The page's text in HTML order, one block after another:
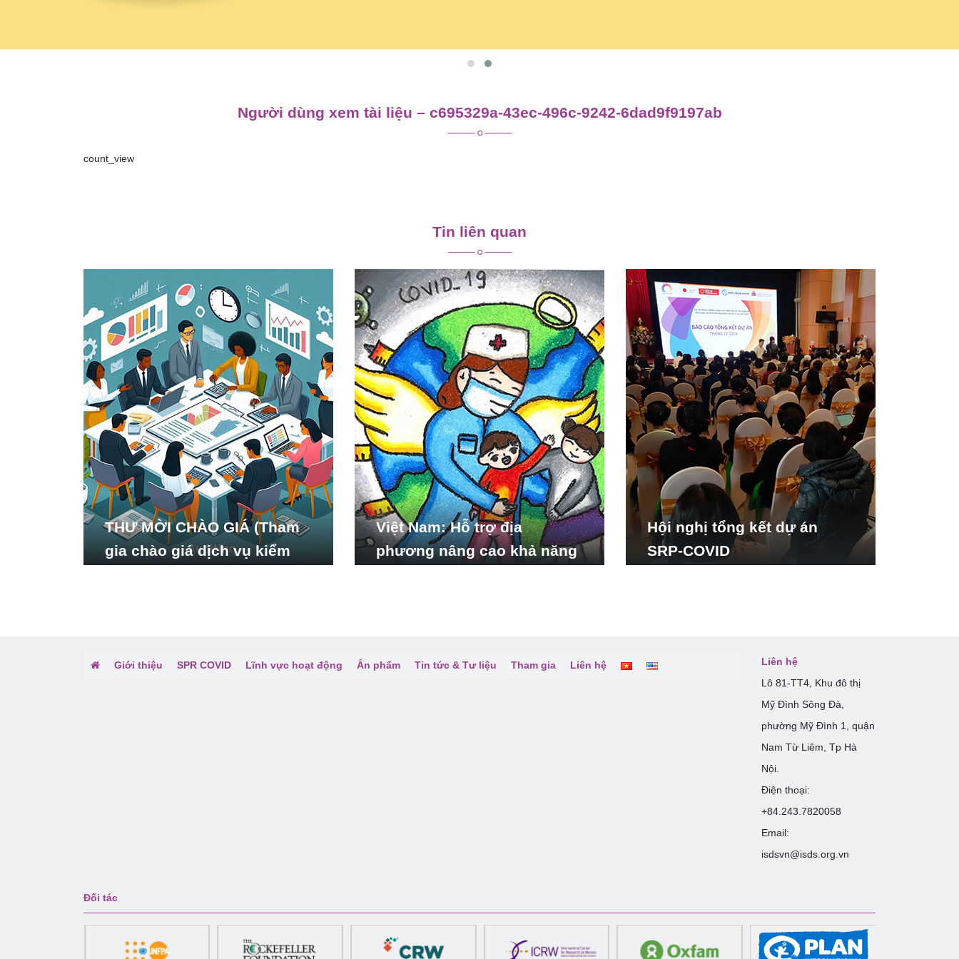
Người dùng xem tài liệu – c695329a-43ec-496c-9242-6dad9f9197ab
count_view
viết
Tin liên quan
THƯ MỜI CHÀO GIÁ (Tham
gia chào giá dịch vụ kiểm
Việt Nam: Hỗ trợ địa
phương nâng cao khả năng
Hội nghị tổng kết dự án
SRP-COVID
Giới thiệu SPR COVID Lĩnh vực hoạt động Ấn phẩm Tin tức & Tư liệu Tham gia Liên hệ
Liên hệ
Lô 81-TT4, Khu đô thị
Mỹ Đình Sông Đà,
phường Mỹ Đình 1, quận
Nam Từ Liêm, Tp Hà
Nội.
Điện thoại:
+84.243.7820058
Email:
isdsvn@isds.org.vn
Đối tác